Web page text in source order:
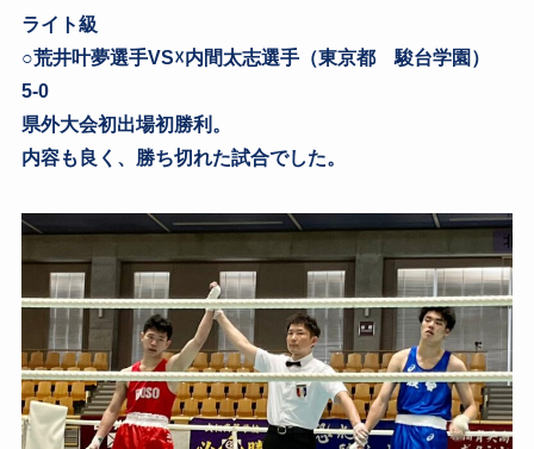
ライト級
○荒井叶夢選手VS☓内間太志選手（東京都 駿台学園）
5-0
県外大会初出場初勝利。
内容も良く、勝ち切れた試合でした。